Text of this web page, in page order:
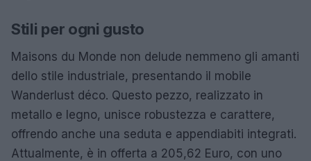
Stili per ogni gusto
Maisons du Monde non delude nemmeno gli amanti
dello stile industriale, presentando il mobile
Wanderlust déco. Questo pezzo, realizzato in
metallo e legno, unisce robustezza e carattere,
offrendo anche una seduta e appendiabiti integrati.
Attualmente, è in offerta a 205,62 Euro, con uno